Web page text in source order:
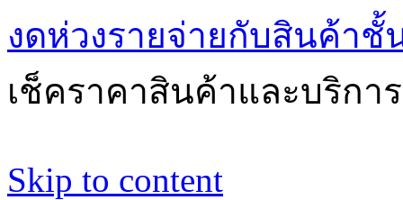
งดห่วงรายจ่ายกับสินค้า
เช็คราคาสินค้าและบริกา
Skip to content